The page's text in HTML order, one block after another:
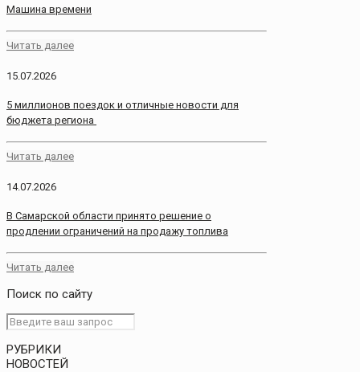
Машина времени
Читать далее
15.07.2026
5 миллионов поездок и отличные новости для
бюджета региона
Читать далее
14.07.2026
В Самарской области принято решение о
продлении ограничений на продажу топлива
Читать далее
Поиск по сайту
РУБРИКИ
НОВОСТЕЙ